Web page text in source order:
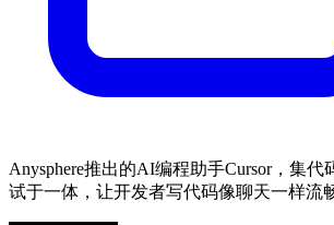
Anysphere推出的AI编程助手Cursor，集代
试于一体，让开发者写代码像聊天一样流